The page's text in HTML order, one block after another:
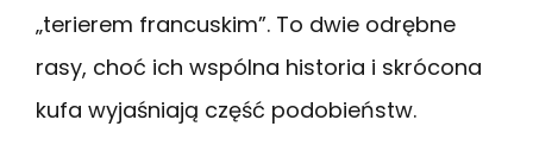
„terierem francuskim”. To dwie odrębne
rasy, choć ich wspólna historia i skrócona
kufa wyjaśniają część podobieństw.